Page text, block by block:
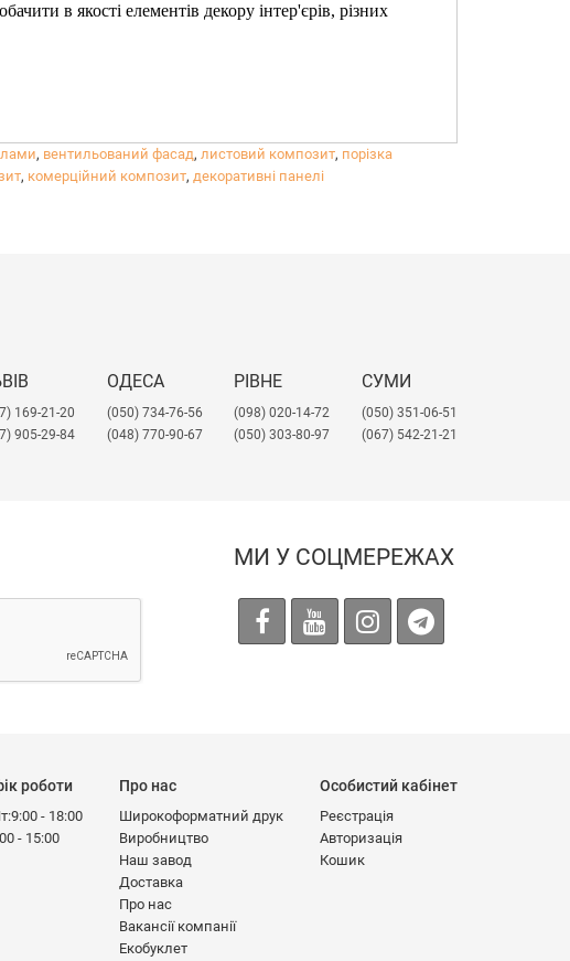
в якості елементів декору інтер'єрів, різних
, вентильований фасад, листовий композит, порізка
, комерційний композит, декоративні панелі
169-21-20
905-29-84
ОДЕСА
(050) 734-76-56
(048) 770-90-67
РІВНЕ
(098) 020-14-72
(050) 303-80-97
СУМИ
(050) 351-06-51
(067) 542-21-21
МИ У СОЦМЕРЕЖАХ
роботи
- 18:00
- 15:00
Про нас
Широкоформатний друк
Виробництво
Наш завод
Доставка
Про нас
Вакансії компанії
Екобуклет
Особистий кабінет
Реєстрація
Авторизація
Кошик